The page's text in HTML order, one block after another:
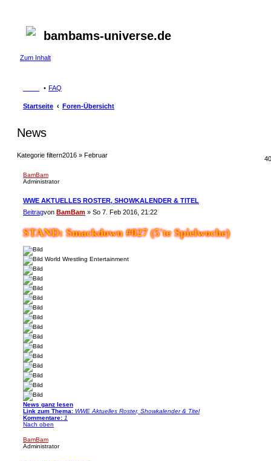
bambams-universe.de
Zum Inhalt
FAQ
Startseite Foren-Übersicht
News
Kategorie filtern2016 » Februar
BamBam
Administrator
WWE AKTUELLES ROSTER, SHOWKALENDER & TITEL
Beitragvon BamBam » So 7. Feb 2016, 21:22
STAND: Smackdown #027 (5'te Spielwoche)
World Wrestling Entertainment
News ganz lesen
Link zum Thema: WWE Aktuelles Roster, Showkalender & Titel
Kommentare: 1
Nach oben
BamBam
Administrator